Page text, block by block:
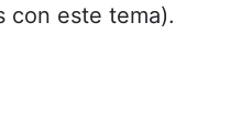
con este tema).